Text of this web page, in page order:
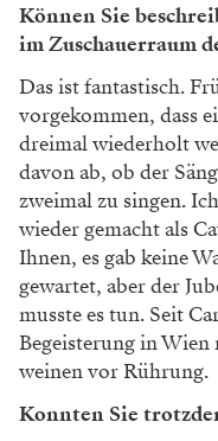
Können Sie
im Zuschauerraum
Das ist fantastisch.
vorgekommen, dass
dreimal wiederholt
davon ab, ob der
zweimal zu singen.
wieder gemacht als
Ihnen, es gab keine
gewartet, aber der
musste es tun. Seit
Begeisterung in Wien
weinen vor Rührung.
Konnten Sie